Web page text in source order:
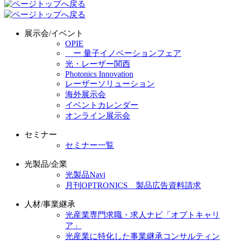
展示会/イベント
OPIE
ー 量子イノベーションフェア
光・レーザー関西
Photonics Innovation
レーザーソリューション
海外展示会
イベントカレンダー
オンライン展示会
セミナー
セミナー一覧
光製品/企業
光製品Navi
月刊OPTRONICS 製品広告資料請求
人材/事業継承
光産業専門求職・求人ナビ「オプトキャリ
ア」
光産業に特化した事業継承コンサルティン